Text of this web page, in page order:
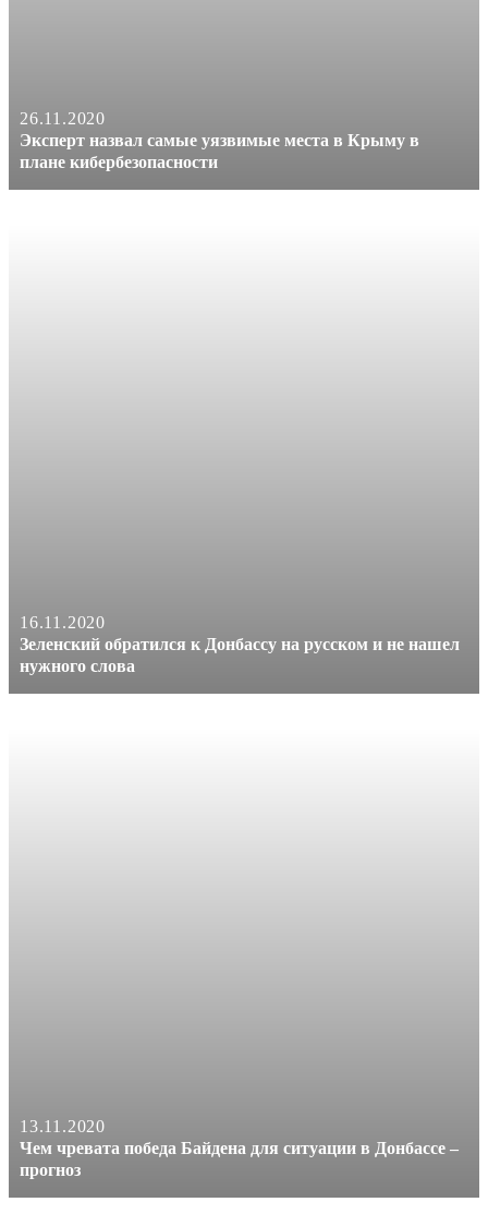
26.11.2020
Эксперт назвал самые уязвимые места в Крыму в
плане кибербезопасности
16.11.2020
Зеленский обратился к Донбассу на русском и не нашел
нужного слова
13.11.2020
Чем чревата победа Байдена для ситуации в Донбассе –
прогноз